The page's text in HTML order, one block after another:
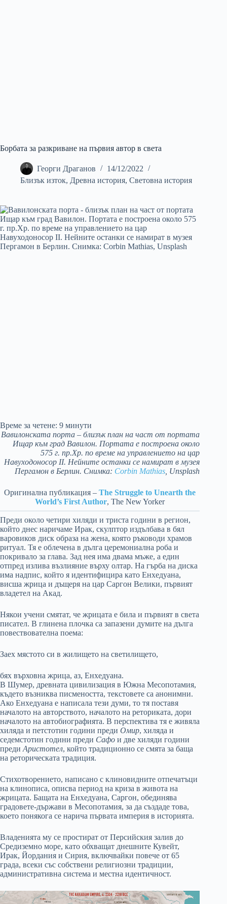
Борбата за разкриване на първия автор в света
Георги Драганов
14/12/2022
Близък изток, Древна история, Световна история
Време за четене: 9 минути
Вавилонската порта – близък план на част от портата
Ищар към град Вавилон. Портата е построена около
575 г. пр.Хр. по време на управлението на цар
Навуходоносор II. Нейните останки се намират в музея
Пергамон в Берлин. Снимка: Corbin Mathias , Unsplash
Оригинална публикация –The Struggle to Unearth the
World’s First Author, The New Yorker
Преди около четири хиляди и триста години в регион,
който днес наричаме Ирак, скулптор издълбава в бял
варовиков диск образа на жена, която ръководи храмов
ритуал. Тя е облечена в дълга церемониална роба и
покривало за глава. Зад нея има двама мъже, а един
отпред излива възлияние върху олтар. На гърба на диска
има надпис, който я идентифицира като Енхедуана,
висша жрица и дъщеря на цар Саргон Велики, първият
владетел на Акад.
Някои учени смятат, че жрицата е била и първият в света
писател. В глинена плочка са запазени думите на дълга
повествователна поема:
Заех мястото си в жилището на светилището,
бях върховна жрица, аз, Енхедуана.
В Шумер, древната цивилизация в Южна Месопотамия,
където възниква писмеността, текстовете са анонимни.
Ако Енхедуана е написала тези думи, то тя поставя
началото на авторството, началото на реториката, дори
началото на автобиографията. В перспектива тя е живяла
хиляда и петстотин години преди Омир, хиляда и
седемстотин години преди Сафо и две хиляди години
преди Аристотел, който традиционно се смята за баща
на реторическата традиция.
Стихотворението, написано с клиновидните отпечатъци
на клинописа, описва период на криза в живота на
жрицата. Бащата на Енхедуана, Саргон, обединява
градовете-държави в Месопотамия, за да създаде това,
което понякога се нарича първата империя в историята.
Владенията му се простират от Персийския залив до
Средиземно море, като обхващат днешните Кувейт,
Ирак, Йордания и Сирия, включвайки повече от 65
града, всеки със собствени религиозни традиции,
административна система и местна идентичност.